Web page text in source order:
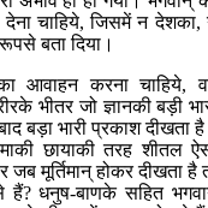
देना चाहिये, जिसमें न देशका,
बता दिया।
आवाहन करना चाहिये,
भीतर जो ज्ञानकी बड़ी
बड़ा भारी प्रकाश दीखता
छायाकी तरह शीतल
मूर्तिमान् होकर दीखता है
धनुष-बाणके सहित